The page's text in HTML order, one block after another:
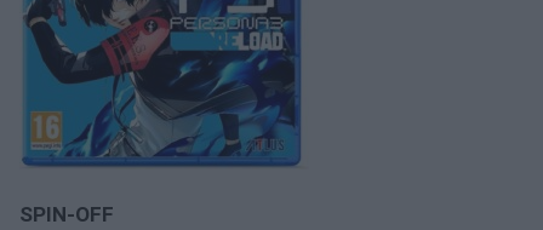
SPIN-OFF